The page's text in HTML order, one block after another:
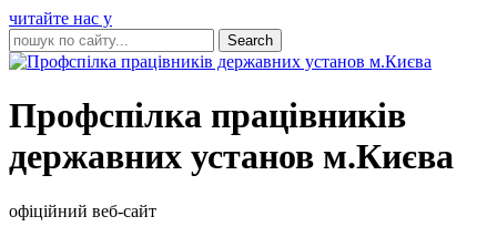
читайте нас у
Профспілка працівників
державних установ м.Києва
офіційний веб-сайт